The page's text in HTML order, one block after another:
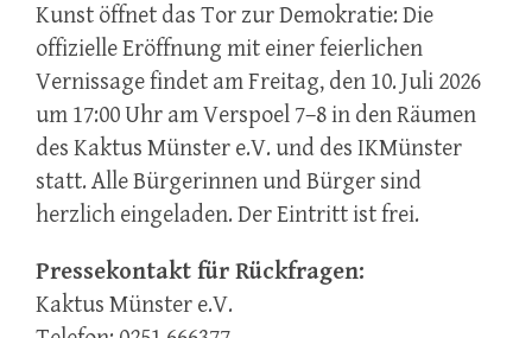
Kunst öffnet das Tor zur Demokratie: Die
offizielle Eröffnung mit einer feierlichen
Vernissage findet am Freitag, den 10. Juli 2026
um 17:00 Uhr am Verspoel 7–8 in den Räumen
des Kaktus Münster e.V. und des IKMünster
statt. Alle Bürgerinnen und Bürger sind
herzlich eingeladen. Der Eintritt ist frei.
Pressekontakt für Rückfragen:
Kaktus Münster e.V.